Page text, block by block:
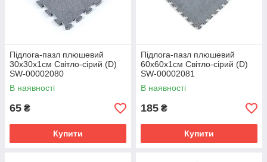
Підлога-пазл плюшевий
30х30х1см Світло-сірий (D)
SW-00002080
В наявності
65 ₴
Купити
Підлога-пазл плюшевий
60х60х1см Світло-сірий (D)
SW-00002081
В наявності
185 ₴
Купити